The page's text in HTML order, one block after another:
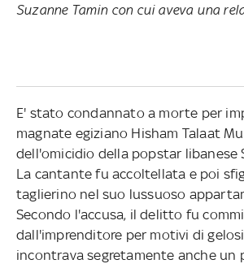
Suzanne Tamin con cui aveva una
E' stato condannato a morte per
magnate egiziano Hisham Talaat
dell'omicidio della popstar libanese
La cantante fu accoltellata e poi
taglierino nel suo lussuoso
Secondo l'accusa, il delitto fu
dall'imprenditore per motivi di
incontrava segretamente anche un